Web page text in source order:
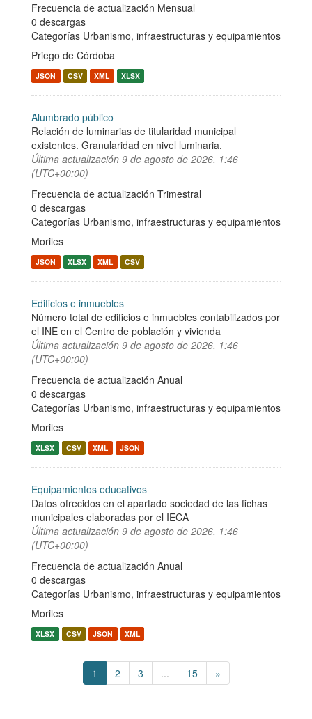
Frecuencia de actualización Mensual
0 descargas
Categorías Urbanismo, infraestructuras y equipamientos
Priego de Córdoba
JSON CSV XML XLSX
Alumbrado público
Relación de luminarias de titularidad municipal
existentes. Granularidad en nivel luminaria.
Última actualización 9 de agosto de 2026, 1:46
(UTC+00:00)
Frecuencia de actualización Trimestral
0 descargas
Categorías Urbanismo, infraestructuras y equipamientos
Moriles
JSON XLSX XML CSV
Edificios e inmuebles
Número total de edificios e inmuebles contabilizados por
el INE en el Centro de población y vivienda
Última actualización 9 de agosto de 2026, 1:46
(UTC+00:00)
Frecuencia de actualización Anual
0 descargas
Categorías Urbanismo, infraestructuras y equipamientos
Moriles
XLSX CSV XML JSON
Equipamientos educativos
Datos ofrecidos en el apartado sociedad de las fichas
municipales elaboradas por el IECA
Última actualización 9 de agosto de 2026, 1:46
(UTC+00:00)
Frecuencia de actualización Anual
0 descargas
Categorías Urbanismo, infraestructuras y equipamientos
Moriles
XLSX CSV JSON XML
1 2 3 ... 15 »